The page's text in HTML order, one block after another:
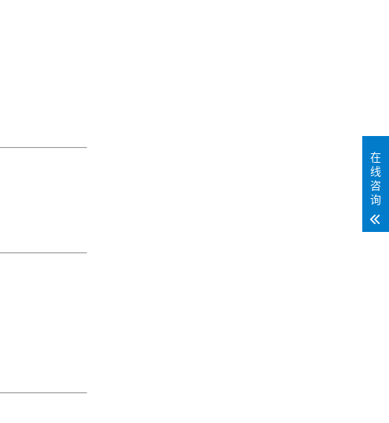
在
线
咨
询